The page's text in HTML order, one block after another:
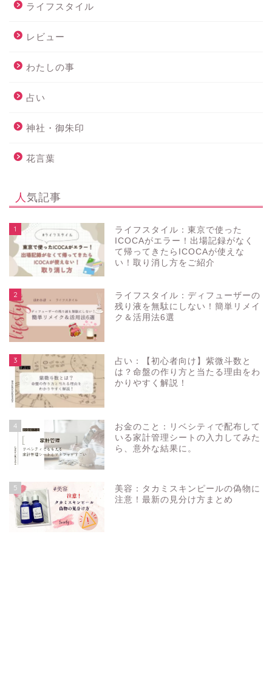
ライフスタイル
レビュー
わたしの事
占い
神社・御朱印
花言葉
人気記事
1
ライフスタイル：東京で使った
ICOCAがエラー！出場記録がなく
て帰ってきたらICOCAが使えな
い！取り消し方をご紹介
2
ライフスタイル：ディフューザーの
残り液を無駄にしない！簡単リメイ
ク＆活用法6選
3
占い：【初心者向け】紫微斗数と
は？命盤の作り方と当たる理由をわ
かりやすく解説！
4
お金のこと：リベシティで配布して
いる家計管理シートの入力してみた
ら、意外な結果に。
5
美容：タカミスキンピールの偽物に
注意！最新の見分け方まとめ